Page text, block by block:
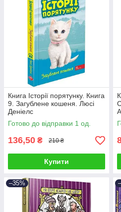
Книга Історії порятунку. Книга
9. Загублене кошеня. Люсі
Деніелс
Готово до відправки 1 од.
136,50 ₴ 210 ₴
Купити
–35%